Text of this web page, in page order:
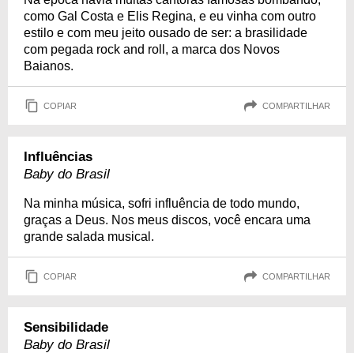
como Gal Costa e Elis Regina, e eu vinha com outro
estilo e com meu jeito ousado de ser: a brasilidade
com pegada rock and roll, a marca dos Novos
Baianos.
COPIAR COMPARTILHAR
Influências
Baby do Brasil
Na minha música, sofri influência de todo mundo,
graças a Deus. Nos meus discos, você encara uma
grande salada musical.
COPIAR COMPARTILHAR
Sensibilidade
Baby do Brasil